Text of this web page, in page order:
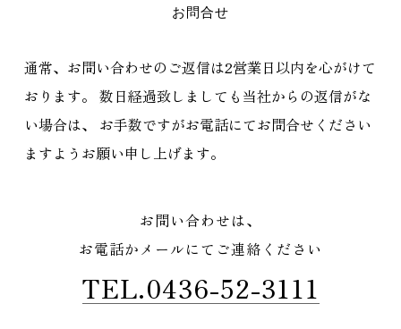
お問合せ
通常、お問い合わせのご返信は2営業日以内を心がけて
おります。 数日経過致しましても当社からの返信がな
い場合は、
お手数ですがお電話にてお問合せください
ますようお願い申し上げます。
お問い合わせは、
お電話かメールにてご連絡ください
TEL.0436-52-3111